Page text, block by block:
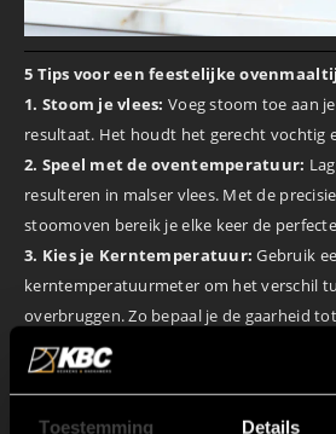
Toestemming Details
5 Tips voor een feestelijke
1. Stoom je vlees: Voeg stoom toe aan
resultaat. Het houdt het gerecht vochtig
2. Speel met de oventemperatuur:
resulteren in malser vlees. Met de
stoomoven bereik je elke keer de
3. Kies je Kerntemperatuur: Gebruik
kerntemperatuurmeter om het verschil
overbruggen. Zo bepaal je de gaarheid
nauwkeurig.
4. Stoomgroenten voor intense smaak: